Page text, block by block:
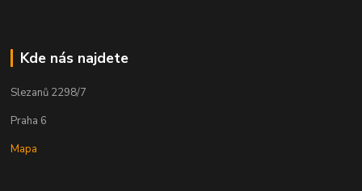
Kde nás najdete
Slezanů 2298/7
Praha 6
Mapa